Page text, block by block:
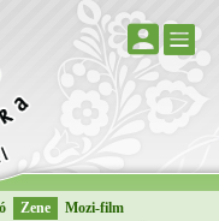
Zene
Mozi-film